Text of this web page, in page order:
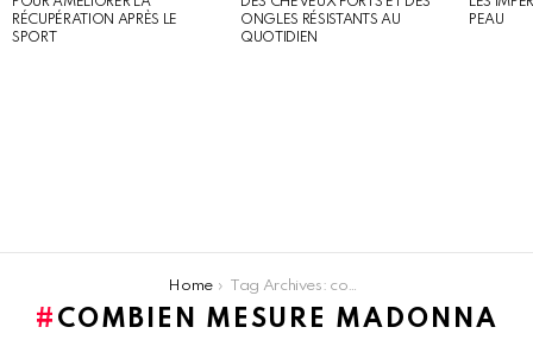
RÉCUPÉRATION APRÈS LE
SPORT
ONGLES RÉSISTANTS AU
QUOTIDIEN
PEAU
Home Tag Archives: combien mesure Madonna
COMBIEN MESURE MADONNA